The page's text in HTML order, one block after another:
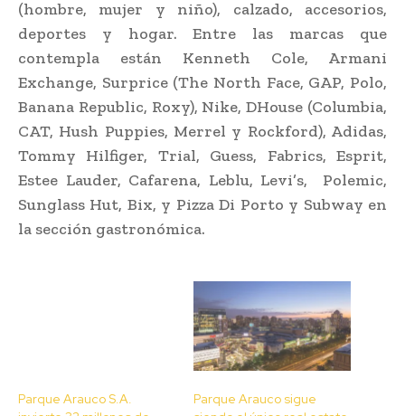
(hombre, mujer y niño), calzado, accesorios,
deportes y hogar. Entre las marcas que
contempla están Kenneth Cole, Armani
Exchange, Surprice (The North Face, GAP, Polo,
Banana Republic, Roxy), Nike, DHouse (Columbia,
CAT, Hush Puppies, Merrel y Rockford), Adidas,
Tommy Hilfiger, Trial, Guess, Fabrics, Esprit,
Estee Lauder, Cafarena, Leblu, Levi’s, Polemic,
Sunglass Hut, Bix, y Pizza Di Porto y Subway en
la sección gastronómica.
Parque Arauco S.A.
Parque Arauco sigue